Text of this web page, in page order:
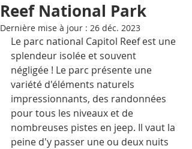
Reef National Park
Dernière mise à jour : 26 déc. 2023
Le parc national Capitol Reef est une
splendeur isolée et souvent
négligée ! Le parc présente une
variété d'éléments naturels
impressionnants, des randonnées
pour tous les niveaux et de
nombreuses pistes en jeep. Il vaut la
peine d'y passer une ou deux nuits